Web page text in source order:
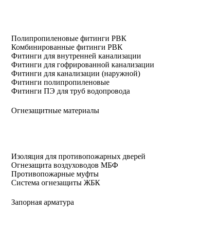
Полипропиленовые фитинги РВК
Комбинированные фитинги РВК
Фитинги для внутренней канализации
Фитинги для гофрированной канализации
Фитинги для канализации (наружной)
Фитинги полипропиленовые
Фитинги ПЭ для труб водопровода
Огнезащитные материалы
Изоляция для противопожарных дверей
Огнезащита воздуховодов МБФ
Противопожарные муфты
Система огнезащиты ЖБК
Запорная арматура